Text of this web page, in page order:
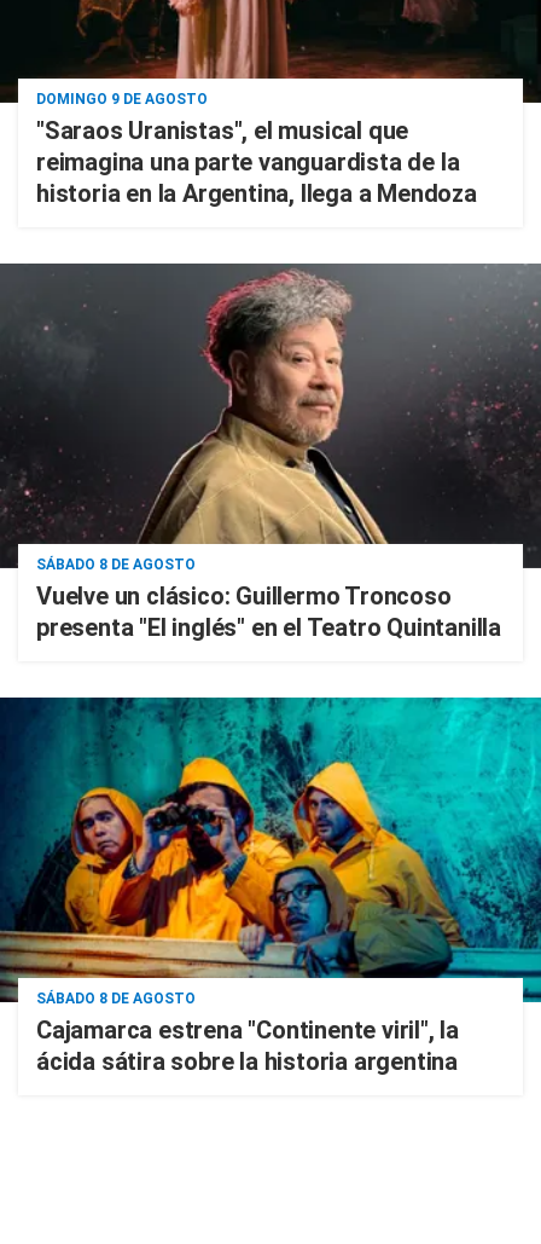
DOMINGO 9 DE AGOSTO
"Saraos Uranistas", el musical que
reimagina una parte vanguardista de la
historia en la Argentina, llega a Mendoza
SÁBADO 8 DE AGOSTO
Vuelve un clásico: Guillermo Troncoso
presenta "El inglés" en el Teatro Quintanilla
SÁBADO 8 DE AGOSTO
Cajamarca estrena "Continente viril", la
ácida sátira sobre la historia argentina